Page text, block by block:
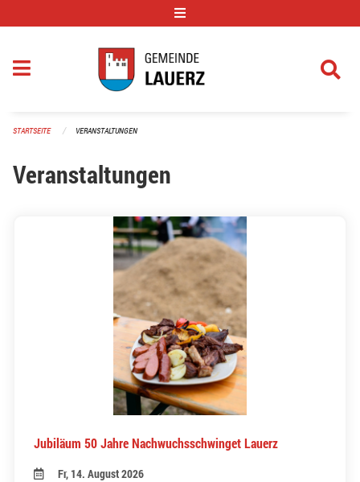
STARTSEITE VERANSTALTUNGEN
Veranstaltungen
Jubiläum 50 Jahre Nachwuchsschwinget Lauerz
Fr, 14. August 2026